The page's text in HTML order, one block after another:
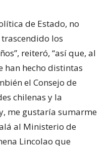
de Estado, no
los
reiteró, “así que, al
han hecho distintas
el Consejo de
chilenas y la
me gustaría sumarme
al Ministerio de
Lincolao que